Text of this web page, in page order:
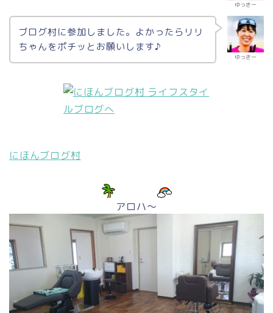
ゆっきー
ゆっきー
ブログ村に参加しました。よかったらリリ
ちゃんをポチッとお願いします♪
にほんブログ村
アロハ～